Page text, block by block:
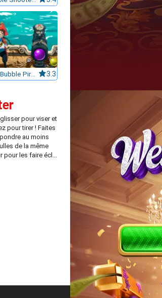
Sea Bubble Pirates 3.3
pour viser et
pour tirer ! Faites
au moins
de la même
pour les faire écl...